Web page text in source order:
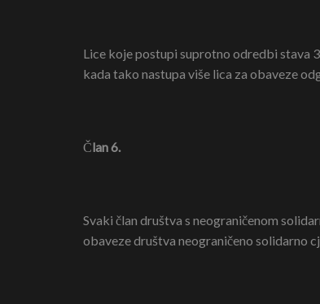
Lice koje postupi suprotno odredbi stava
kada tako nastupa više lica za obaveze
Član 6.
Svaki član društva s neograničenom
obaveze društva neograničeno solidarno